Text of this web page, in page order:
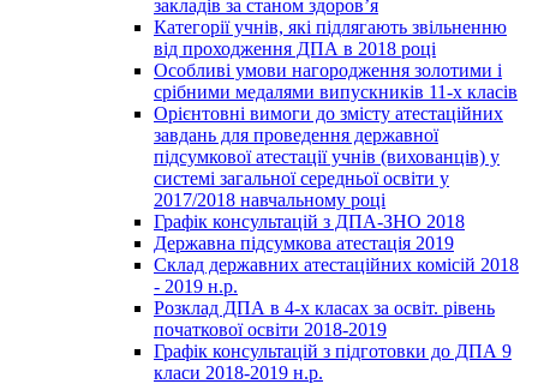
закладів за станом здоров’я
Категорії учнів, які підлягають звільненню
від проходження ДПА в 2018 році
Особливі умови нагородження золотими і
срібними медалями випускників 11-х класів
Орієнтовні вимоги до змісту атестаційних
завдань для проведення державної
підсумкової атестації учнів (вихованців) у
системі загальної середньої освіти у
2017/2018 навчальному році
Графік консультацій з ДПА-ЗНО 2018
Державна підсумкова атестація 2019
Склад державних атестаційних комісій 2018
- 2019 н.р.
Розклад ДПА в 4-х класах за освіт. рівень
початкової освіти 2018-2019
Графік консультацій з підготовки до ДПА 9
класи 2018-2019 н.р.